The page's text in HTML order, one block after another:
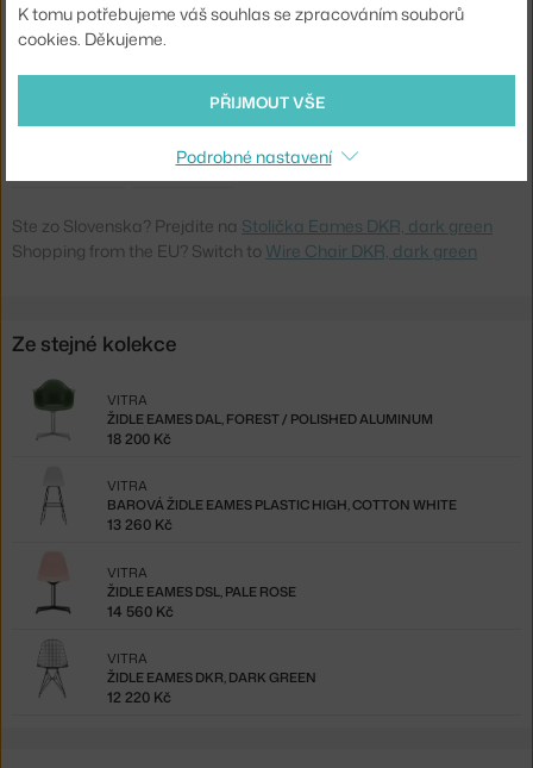
Materiál:
ocel
Model:
DKR
VIT-41215004
Ste zo Slovenska? Prejdite na Stolička Eames DKR, dark green
Shopping from the EU? Switch to Wire Chair DKR, dark green
Ze stejné kolekce
ŽIDLE EAMES DAL, FOREST / POLISHED ALUMINUM
VITRA
18 200 Kč
BAROVÁ ŽIDLE EAMES PLASTIC HIGH, COTTON WHITE
VITRA
13 260 Kč
ŽIDLE EAMES DSL, PALE ROSE
VITRA
14 560 Kč
ŽIDLE EAMES DKR, DARK GREEN
VITRA
12 220 Kč
K tomu potřebujeme váš souhlas se zpracováním souborů
cookies. Děkujeme.
PŘIJMOUT VŠE
Podrobné nastavení